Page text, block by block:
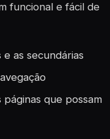
funcional e fácil de
as secundárias
que possam